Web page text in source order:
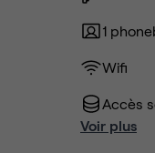
1
Wifi
Accès
Voir plus